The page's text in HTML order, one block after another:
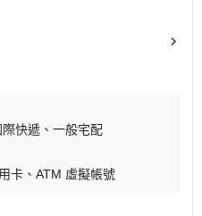
際快遞
一般宅配
卡 ATM 虛擬帳號